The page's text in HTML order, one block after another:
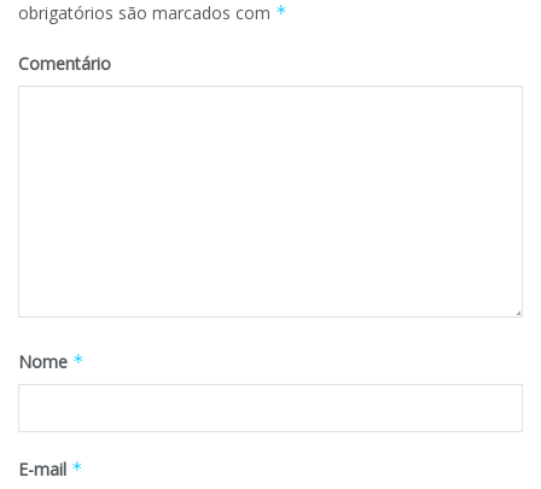
obrigatórios são marcados com *
Comentário
Nome *
E-mail *